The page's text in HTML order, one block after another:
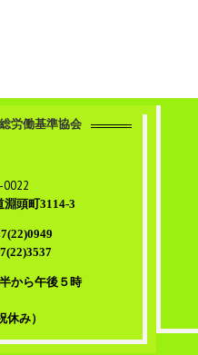
労働基準協会
0022
頭町3114-3
から午後５時
休み）